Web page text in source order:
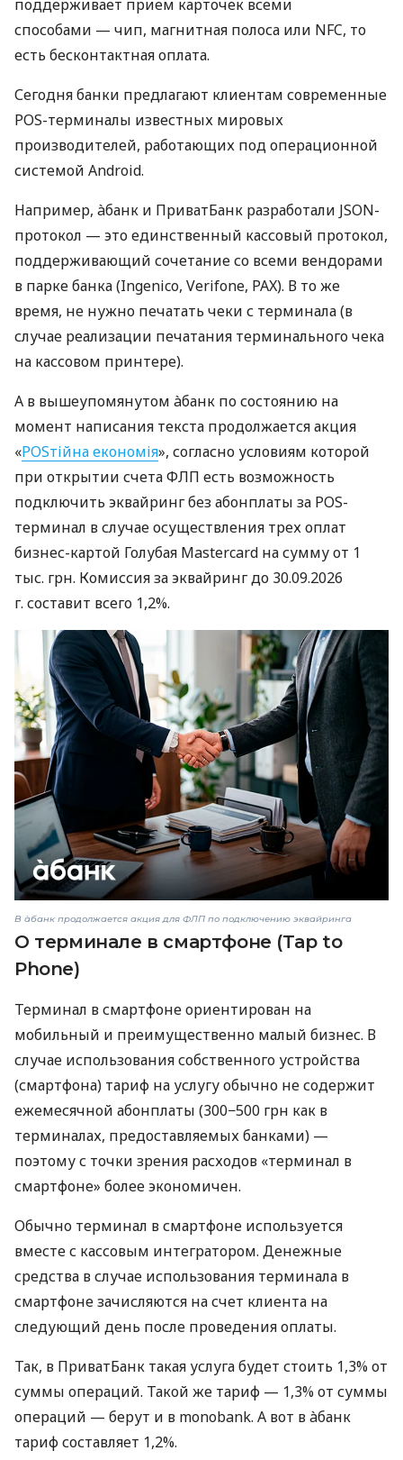
поддерживает прием карточек всеми
способами — чип, магнитная полоса или NFC, то
есть бесконтактная оплата.
Сегодня банки предлагают клиентам современные
POS-терминалы известных мировых
производителей, работающих под операционной
системой Android.
Например, àбанк и ПриватБанк разработали JSON-
протокол — это единственный кассовый протокол,
поддерживающий сочетание со всеми вендорами
в парке банка (Ingenico, Verifone, PAX). В то же
время, не нужно печатать чеки с терминала (в
случае реализации печатания терминального чека
на кассовом принтере).
А в вышеупомянутом àбанк по состоянию на
момент написания текста продолжается акция
«POSтійна економія», согласно условиям которой
при открытии счета ФЛП есть возможность
подключить эквайринг без абонплаты за POS-
терминал в случае осуществления трех оплат
бизнес-картой Голубая Mastercard на сумму от 1
тыс. грн. Комиссия за эквайринг до 30.09.2026
г. составит всего 1,2%.
В àбанк продолжается акция для ФЛП по подключению эквайринга
О терминале в смартфоне (Tap to
Phone)
Терминал в смартфоне ориентирован на
мобильный и преимущественно малый бизнес. В
случае использования собственного устройства
(смартфона) тариф на услугу обычно не содержит
ежемесячной абонплаты (300−500 грн как в
терминалах, предоставляемых банками) —
поэтому с точки зрения расходов «терминал в
смартфоне» более экономичен.
Обычно терминал в смартфоне используется
вместе с кассовым интегратором. Денежные
средства в случае использования терминала в
смартфоне зачисляются на счет клиента на
следующий день после проведения оплаты.
Так, в ПриватБанк такая услуга будет стоить 1,3% от
суммы операций. Такой же тариф — 1,3% от суммы
операций — берут и в monobank. А вот в àбанк
тариф составляет 1,2%.